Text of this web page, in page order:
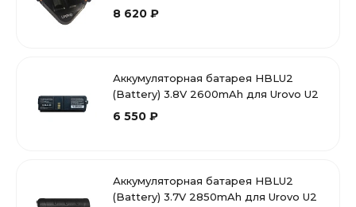
для АКБ, 2х для сканер-кольц
8 620 ₽
Аккумуляторная батарея HBLU2
(Battery) 3.8V 2600mAh для Urovo U2
6 550 ₽
Аккумуляторная батарея HBLU2
(Battery) 3.7V 2850mAh для Urovo U2